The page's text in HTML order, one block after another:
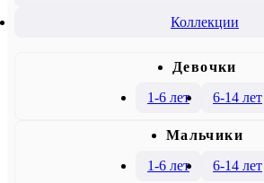
Коллекции
Девочки
1-6 лет
6-14 лет
Mальчики
1-6 лет
6-14 лет